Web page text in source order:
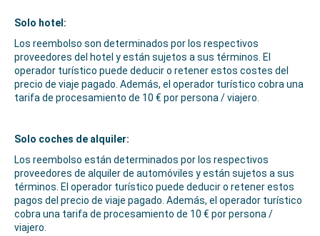
Solo hotel:
Los reembolso son determinados por los respectivos
proveedores del hotel y están sujetos a sus términos. El
operador turístico puede deducir o retener estos costes del
precio de viaje pagado. Además, el operador turístico cobra una
tarifa de procesamiento de 10 € por persona / viajero.
Solo coches de alquiler:
Los reembolso están determinados por los respectivos
proveedores de alquiler de automóviles y están sujetos a sus
términos. El operador turístico puede deducir o retener estos
pagos del precio de viaje pagado. Además, el operador turístico
cobra una tarifa de procesamiento de 10 € por persona /
viajero.